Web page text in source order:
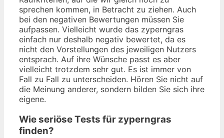
sprechen kommen, in Betracht zu ziehen. Auch
bei den negativen Bewertungen müssen Sie
aufpassen. Vielleicht wurde das zyperngras
einfach nur deshalb negativ bewertet, da es
nicht den Vorstellungen des jeweiligen Nutzers
entsprach. Auf ihre Wünsche passt es aber
vielleicht trotzdem sehr gut. Es ist immer von
Fall zu Fall zu unterscheiden. Hören Sie nicht auf
die Meinung anderer, sondern bilden Sie sich ihre
eigene.
Wie seriöse Tests für zyperngras
finden?